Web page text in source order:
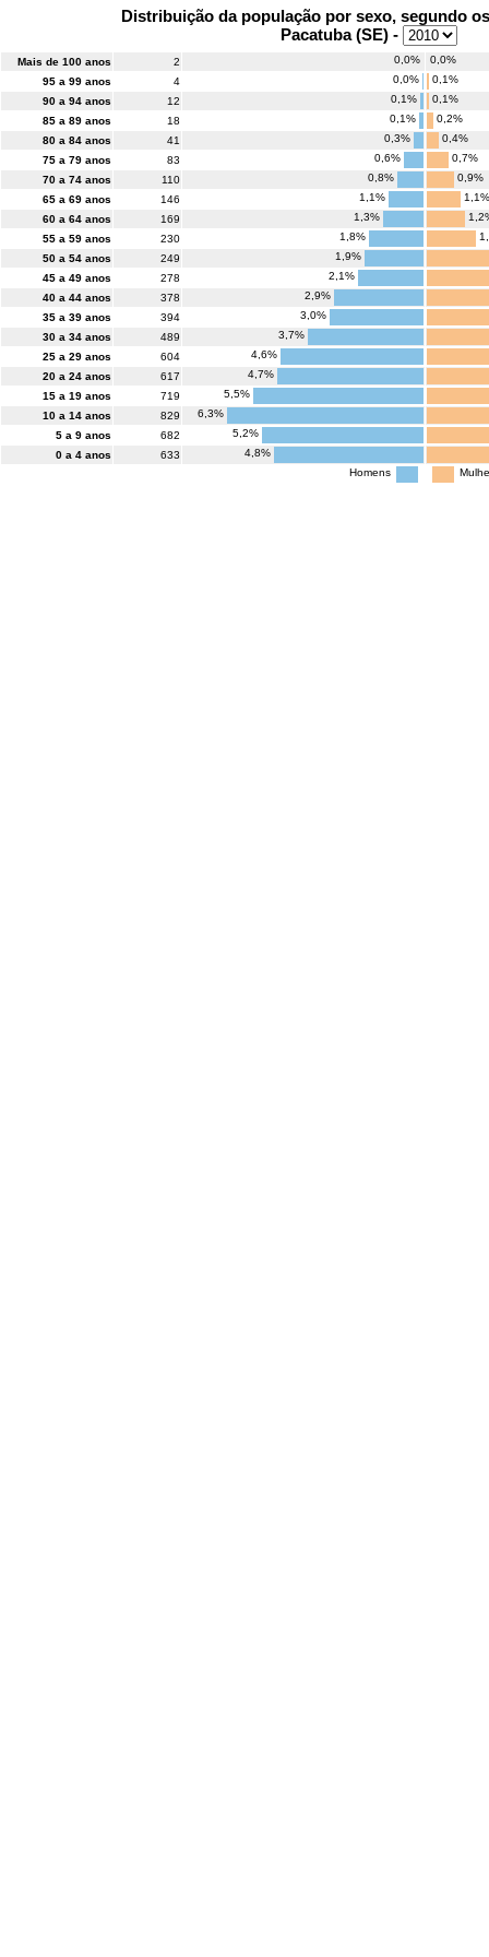
Distribuição da população por sexo, segundo
Pacatuba (SE) -
Mais de 100 anos 2 0,0%
0,0%
95 a 99 anos
4 0,0%
0,1%
90 a 94 anos
12 0,1%
0,1%
85 a 89 anos
18 0,1%
0,2%
80 a 84 anos
41 0,3%
0,4%
75 a 79 anos
83 0,6%
0,7%
70 a 74 anos
110 0,8%
0,9%
65 a 69 anos
146 1,1%
1,1%
60 a 64 anos
169 1,3%
55 a 59 anos
230 1,8%
50 a 54 anos
249
1,9%
45 a 49 anos
278
2,1%
40 a 44 anos
378
2,9%
35 a 39 anos
394
3,0%
30 a 34 anos
489
3,7%
25 a 29 anos
604
4,6%
20 a 24 anos
617
4,7%
15 a 19 anos
719
5,5%
10 a 14 anos
829
6,3%
5 a 9 anos
682
5,2%
0 a 4 anos
633
4,8%
Homens